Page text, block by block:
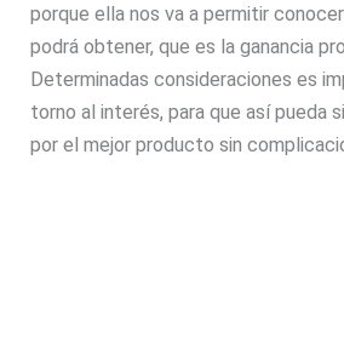
porque ella nos va a permitir
podrá obtener, que es la ganancia
Determinadas consideraciones es
torno al interés, para que así pueda
por el mejor producto sin